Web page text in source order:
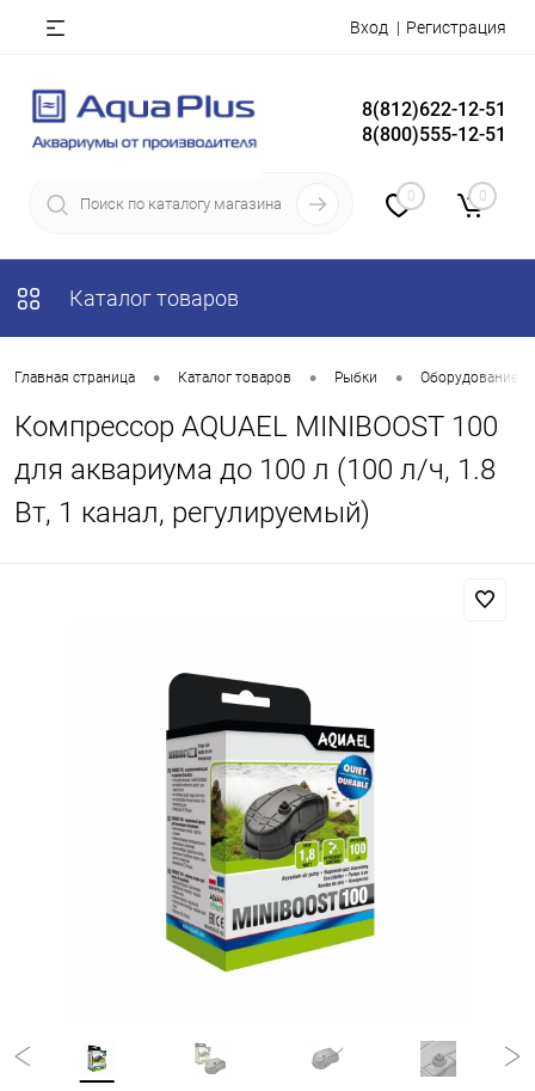
Вход Регистрация
8(812)622-12-51
8(800)555-12-51
0 0
Каталог товаров
Главная страница • Каталог товаров • Рыбки • Оборудование
Компрессор AQUAEL MINIBOOST 100
для аквариума до 100 л (100 л/ч, 1.8
Вт, 1 канал, регулируемый)